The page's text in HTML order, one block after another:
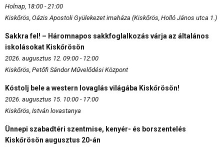
Holnap, 18:00 - 21:00
Kiskőrös, Oázis Apostoli Gyülekezet imaháza (Kiskőrös, Holló János utca 1.)
Sakkra fel! – Háromnapos sakkfoglalkozás várja az általános
iskolásokat Kiskőrösön
2026. augusztus 12. 09:00 - 12:00
Kiskőrös, Petőfi Sándor Művelődési Központ
Kóstolj bele a western lovaglás világába Kiskőrösön!
2026. augusztus 15. 10:00 - 17:00
Kiskőrös, István lovastanya
Ünnepi szabadtéri szentmise, kenyér- és borszentelés
Kiskőrösön augusztus 20-án